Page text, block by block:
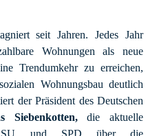
seit Jahren. Jedes Jahr
Wohnungen als neue
Trendumkehr zu erreichen,
Wohnungsbau deutlich
der Präsident des Deutschen
Siebenkotten,die aktuelle
und SPD über die